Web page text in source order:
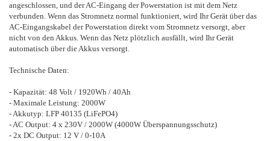
angeschlossen, und der AC-Eingang der Powerstation ist mit dem Netz
verbunden. Wenn das Stromnetz normal funktioniert, wird Ihr Gerät über das
AC-Eingangskabel der Powerstation direkt vom Stromnetz versorgt, aber
nicht von den Akkus. Wenn das Netz plötzlich ausfällt, wird Ihr Gerät
automatisch über die Akkus versorgt.
Technische Daten:
- Kapazität: 48 Volt / 1920Wh / 40Ah
- Maximale Leistung: 2000W
- Akkutyp: LFP 40135 (LiFePO4)
- AC Output: 4 x 230V / 2000W (4000W Überspannungsschutz)
- 2x DC Output: 12 V / 0-10A